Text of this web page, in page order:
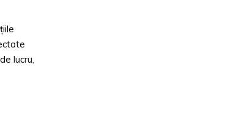
lucru,